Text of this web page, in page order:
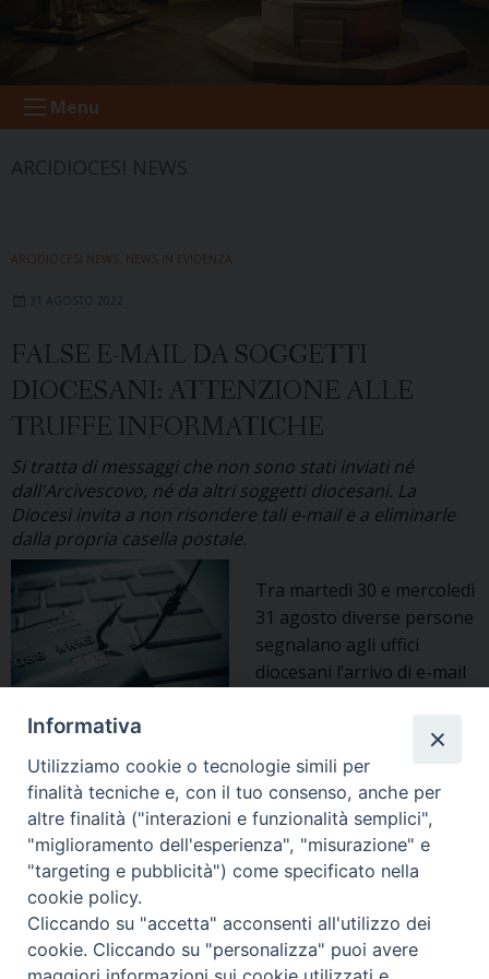
Menu
ARCIDIOCESI NEWS NEWS IN EVIDENZA
31 AGOSTO 2022
FALSE E-MAIL DA SOGGETTI
DIOCESANI: ATTENZIONE ALLE
TRUFFE INFORMATICHE
Si tratta di messaggi che non sono stati inviati né
dall'Arcivescovo, né da altri soggetti diocesani. La
Diocesi invita a non risondere tali e-mail e a eliminarle
dalla propria casella postale.
Tra martedì 30 e mercoledì
31 agosto diverse persone
segnalano agli uffici
diocesani l’arrivo di e-mail
gli altri soggetti diocesani
– l’Arcivescovo di Udine. Specifichiamo che tali e-mail non
sono state inviate né dall’Arcivescovo, né da altri soggetti
interni alla Curia udinese. Si tratta di messaggi di c.d.
phishing, ossia truffe informatiche volte a ingannare i
destinatari al fine di …Continua a leggereFalse
mail
da
soggetti
»
Informativa
Utilizziamo cookie o tecnologie simili per
finalità tecniche e, con il tuo consenso, anche per
altre finalità ("interazioni e funzionalità semplici",
"miglioramento dell'esperienza", "misurazione" e
"targeting e pubblicità") come specificato nella
cookie policy.
Cliccando su "accetta" acconsenti all'utilizzo dei
cookie. Cliccando su "personalizza" puoi avere